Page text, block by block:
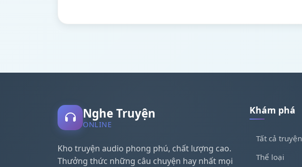
Nghe Truyện
ONLINE
Kho truyện audio phong phú, chất lượng cao.
Thưởng thức những câu chuyện hay nhất mọi
Khám phá
Tất cả truyện
Thể loại